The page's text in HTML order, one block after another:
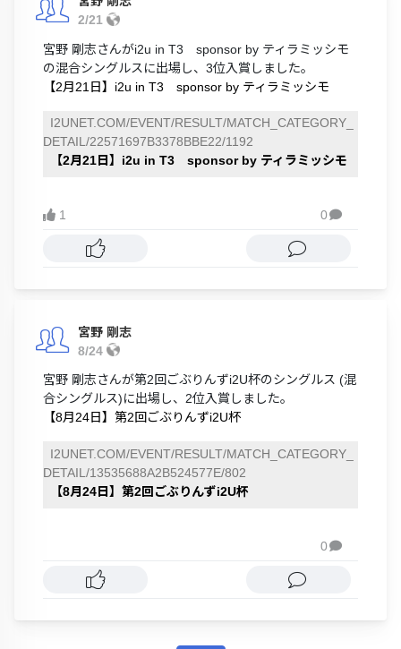
2/21
宮野 剛志さんがi2u in T3 sponsor by ティラミッシモ
の混合シングルスに出場し、3位入賞しました。
【2月21日】i2u in T3 sponsor by ティラミッシモ
I2UNET.COM/EVENT/RESULT/MATCH_CATEGORY_
DETAIL/22571697B3378BBE22/1192
【2月21日】i2u in T3 sponsor by ティラミッシモ
1 0
宮野 剛志
8/24
宮野 剛志さんが第2回ごぶりんずi2U杯のシングルス (混
合シングルス)に出場し、2位入賞しました。
【8月24日】第2回ごぶりんずi2U杯
I2UNET.COM/EVENT/RESULT/MATCH_CATEGORY_
DETAIL/13535688A2B524577E/802
【8月24日】第2回ごぶりんずi2U杯
0